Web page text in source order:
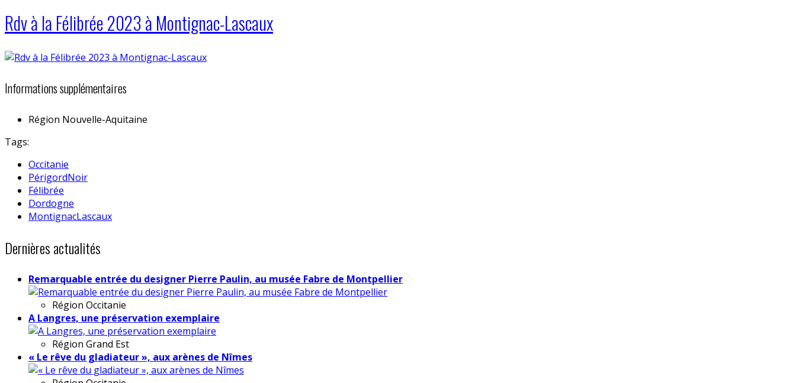
Rdv à la Félibrée 2023 à Montignac-Lascaux
Informations supplémentaires
Région Nouvelle-Aquitaine
Tags:
Occitanie
PérigordNoir
Félibrée
Dordogne
MontignacLascaux
Dernières actualités
Remarquable entrée du designer Pierre Paulin, au musée Fabre de Montpellier
Région Occitanie
A Langres, une préservation exemplaire
Région Grand Est
« Le rêve du gladiateur », aux arènes de Nîmes